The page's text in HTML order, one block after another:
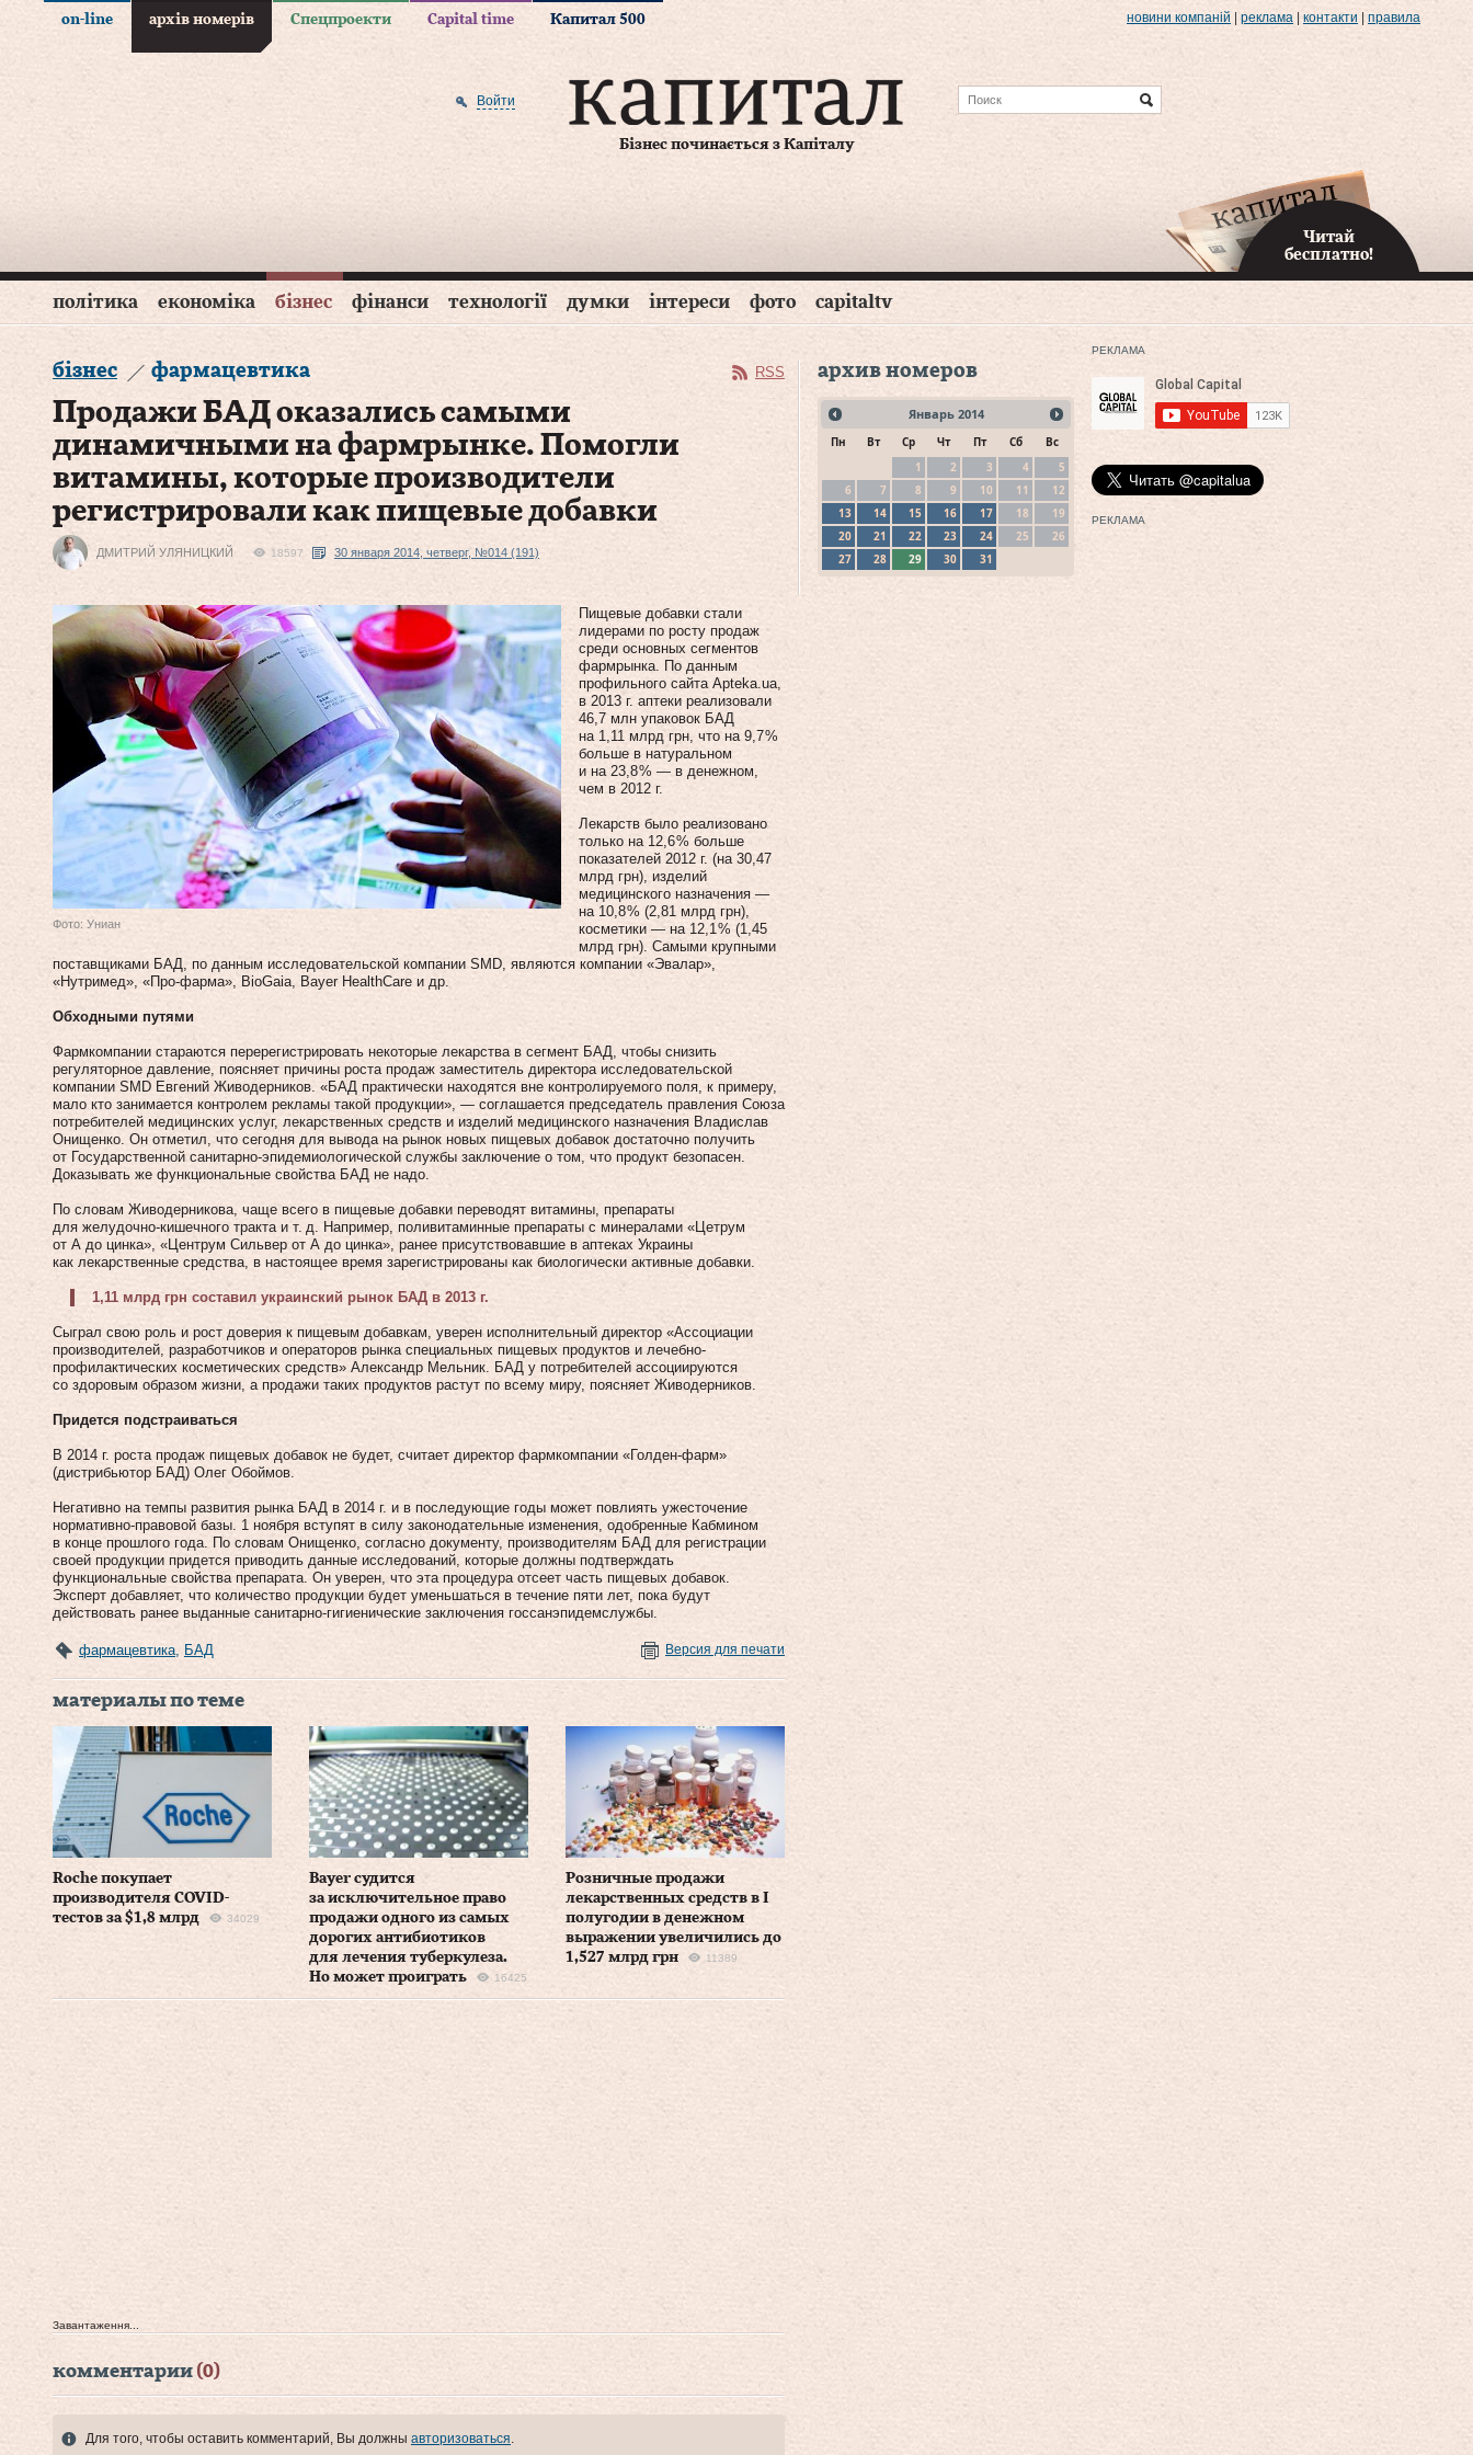
on-line архів номерів Спецпроекти Capital time Капитал 500 новини компаній реклама контакти правила
Бізнес починається з Капіталу
Войти
Читай
бесплатно!
політика економіка бізнес фінанси технології думки інтереси фото capitaltv
бізнес фармацевтика RSS
Продажи БАД оказались самыми
динамичными на фармрынке. Помогли
витамины, которые производители
регистрировали как пищевые добавки
ДМИТРИЙ УЛЯНИЦКИЙ 18597 30 января 2014, четверг, №014 (191)
Фото: Униан
Пищевые добавки стали
лидерами по росту продаж
среди основных сегментов
фармрынка. По данным
профильного сайта Apteka.ua,
в 2013 г. аптеки реализовали
46,7 млн упаковок БАД
на 1,11 млрд грн, что на 9,7 %
больше в натуральном
и на 23,8 % — в денежном,
чем в 2012 г.
Лекарств было реализовано
только на 12,6 % больше
показателей 2012 г. (на 30,47
млрд грн), изделий
медицинского назначения —
на 10,8 % (2,81 млрд грн),
косметики — на 12,1 % (1,45
млрд грн). Самыми крупными
поставщиками БАД, по данным исследовательской компании SMD, являются компании «Эвалар»,
«Нутримед», «Про-фарма», BioGaia, Bayer HealthCare и др.
Обходными путями
Фармкомпании стараются перерегистрировать некоторые лекарства в сегмент БАД, чтобы снизить
регуляторное давление, поясняет причины роста продаж заместитель директора исследовательской
компании SMD Евгений Живодерников. «БАД практически находятся вне контролируемого поля, к примеру,
мало кто занимается контролем рекламы такой продукции», — соглашается председатель правления Союза
потребителей медицинских услуг, лекарственных средств и изделий медицинского назначения Владислав
Онищенко. Он отметил, что сегодня для вывода на рынок новых пищевых добавок достаточно получить
от Государственной санитарно-эпидемио­логической службы заключение о том, что продукт безопасен.
Доказывать же функциональные свойства БАД не надо.
По словам Живодерникова, чаще всего в пищевые добавки переводят витамины, препараты
для желудочно-кишечного тракта и т. д. Например, поливитаминные препараты с минералами «Цетрум
от А до цинка», «Центрум Сильвер от А до цинка», ранее присутствовавшие в аптеках Украины
как лекарственные средства, в настоящее время зарегистрированы как биологически активные добавки.
1,11 млрд грн составил украинский рынок БАД в 2013 г.
Сыграл свою роль и рост доверия к пищевым добавкам, уверен исполнительный директор «Ассоциации
производителей, разработчиков и операторов рынка специальных пищевых продуктов и лечебно-
профилактических косметических средств» Александр Мельник. БАД у потребителей ассоциируются
со здоровым образом жизни, а продажи таких продуктов растут по всему миру, поясняет Живодерников.
Придется подстраиваться
В 2014 г. роста продаж пищевых добавок не будет, считает директор фармкомпании «Голден-фарм»
(дистрибьютор БАД) Олег Обоймов.
Негативно на темпы развития рынка БАД в 2014 г. и в последующие годы может повлиять ужесточение
нормативно-правовой базы. 1 ноября вступят в силу законодательные изменения, одобренные Кабмином
в конце прошлого года. По словам Онищенко, согласно документу, производителям БАД для регистрации
своей продукции придется приводить данные исследований, которые должны подтверждать
функциональные свойства препарата. Он уверен, что эта процедура отсеет часть пищевых добавок.
Эксперт добавляет, что количество продукции будет уменьшаться в течение пяти лет, пока будут
действовать ранее выданные санитарно-гигиенические заключения гос­сан­эпидем­службы.
фармацевтика, БАД Версия для печати
материалы по теме
Roche покупает
производителя COVID-
тестов за $1,8 млрд
34029
Bayer судится
за исключительное право
продажи одного из самых
дорогих антибиотиков
для лечения туберкулеза.
Но может проиграть
16425
Розничные продажи
лекарственных средств в I
полугодии в денежном
выражении увеличились до
1,527 млрд грн
11389
Завантаження...
комментарии (0)
Для того, чтобы оставить комментарий, Вы должны авторизоваться.
архив номеров
Январь 2014
Пн Вт Ср Чт Пт Сб
Вс
1
2 3 4
5
6
7 8 9 10 11
12
13
14 15 16 17 18
19
20
21 22 23 24 25
26
27
28 29 30 31
РЕКЛАМА
РЕКЛАМА